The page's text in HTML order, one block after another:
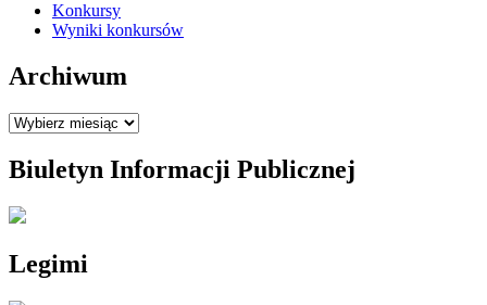
Konkursy
Wyniki konkursów
Archiwum
Archiwum
Biuletyn Informacji Publicznej
Legimi